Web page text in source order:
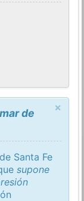
×
de
Santa Fe
supone